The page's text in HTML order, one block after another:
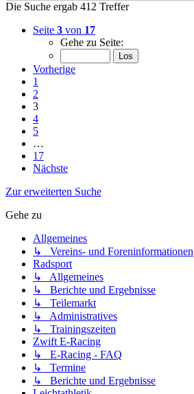
Die Suche ergab 412 Treffer
Seite 3 von 17
Gehe zu Seite:
Vorherige
1
2
3
4
5
…
17
Nächste
Zur erweiterten Suche
Gehe zu
Allgemeines
↳ Vereins- und Foreninformationen
Radsport
↳ Allgemeines
↳ Berichte und Ergebnisse
↳ Teilemarkt
↳ Administratives
↳ Trainingszeiten
Zwift E-Racing
↳ E-Racing - FAQ
↳ Termine
↳ Berichte und Ergebnisse